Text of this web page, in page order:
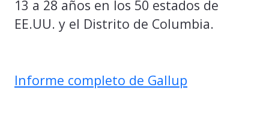
13 a 28 años en los 50 estados de
EE.UU. y el Distrito de Columbia.
Informe completo de Gallup